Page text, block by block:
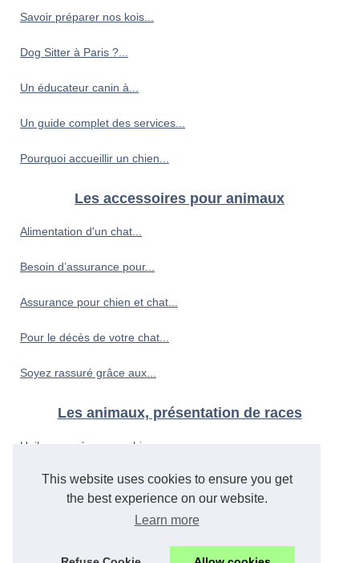
This website uses cookies to ensure you get
the best experience on our website.
Learn more
Savoir préparer nos kois...
Dog Sitter à Paris ?...
Un éducateur canin à...
Un guide complet des services...
Pourquoi accueillir un chien...
Les accessoires pour animaux
Alimentation d'un chat...
Besoin d’assurance pour...
Assurance pour chien et chat...
Pour le décès de votre chat...
Soyez rassuré grâce aux...
Les animaux, présentation de races
Huiles ozonées pour chiens...
Offrir le meilleur à son...
Quelle race de chien choisir...